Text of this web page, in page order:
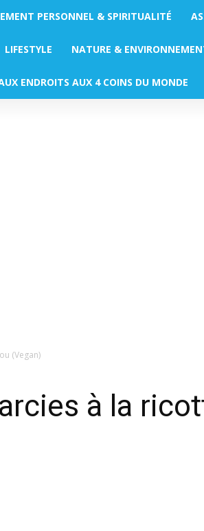
PERSONNEL & SPIRITUALITÉ
LIFESTYLE NATURE &
ENDROITS AUX 4 COINS DU MONDE
(Vegan)
à la